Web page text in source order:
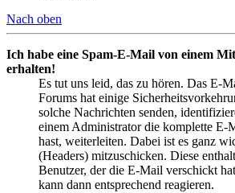
Nach oben
Ich habe eine Spam-E-Mail von einem
erhalten!
Es tut uns leid, das zu hören. Das E-
Forums hat einige
solche Nachrichten senden,
einem Administrator die komplette E-
hast, weiterleiten. Dabei ist es ganz
(Headers) mitzuschicken. Diese
Benutzer, der die E-Mail verschickt
kann dann entsprechend reagieren.